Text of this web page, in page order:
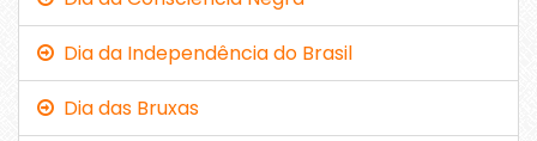
Dia da Independência do Brasil
Dia das Bruxas